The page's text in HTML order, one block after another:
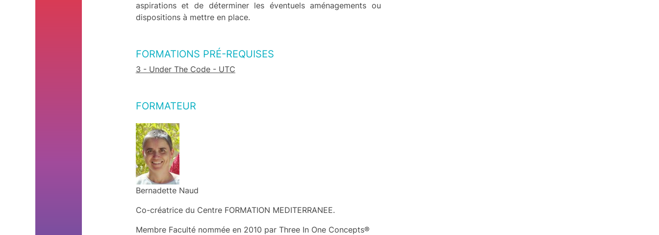
aspirations et de déterminer les éventuels aménagements ou
dispositions à mettre en place.
FORMATIONS PRÉ-REQUISES
3 - Under The Code - UTC
FORMATEUR
Bernadette Naud
Co-créatrice du Centre FORMATION MEDITERRANEE.
Membre Faculté nommée en 2010 par Three In One Concepts®